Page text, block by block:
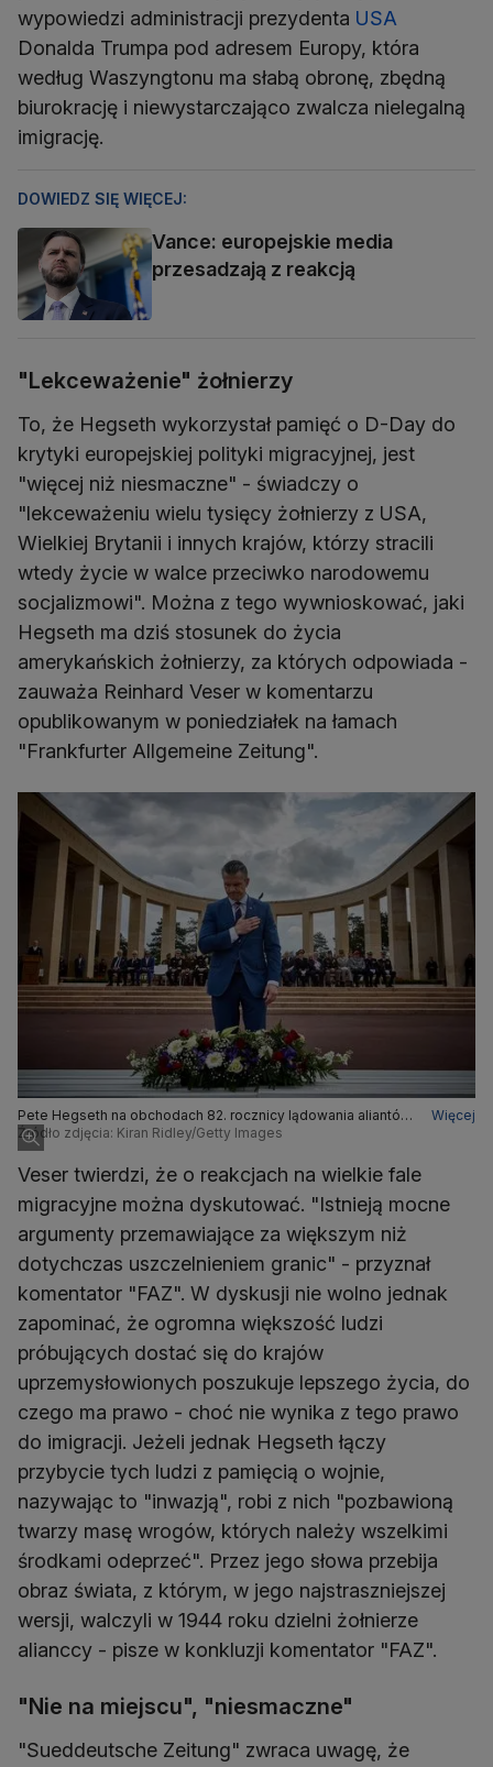
wypowiedzi administracji prezydenta USA
Donalda Trumpa pod adresem Europy, która
według Waszyngtonu ma słabą obronę, zbędną
biurokrację i niewystarczająco zwalcza nielegalną
imigrację.
DOWIEDZ SIĘ WIĘCEJ:
Vance: europejskie media
przesadzają z reakcją
"Lekceważenie" żołnierzy
To, że Hegseth wykorzystał pamięć o D-Day do
krytyki europejskiej polityki migracyjnej, jest
"więcej niż niesmaczne" - świadczy o
"lekceważeniu wielu tysięcy żołnierzy z USA,
Wielkiej Brytanii i innych krajów, którzy stracili
wtedy życie w walce przeciwko narodowemu
socjalizmowi". Można z tego wywnioskować, jaki
Hegseth ma dziś stosunek do życia
amerykańskich żołnierzy, za których odpowiada -
zauważa Reinhard Veser w komentarzu
opublikowanym w poniedziałek na łamach
"Frankfurter Allgemeine Zeitung".
Pete Hegseth na obchodach 82. rocznicy lądowania aliantów
w Normandii
Więcej
Źródło zdjęcia: Kiran Ridley/Getty Images
Veser twierdzi, że o reakcjach na wielkie fale
migracyjne można dyskutować. "Istnieją mocne
argumenty przemawiające za większym niż
dotychczas uszczelnieniem granic" - przyznał
komentator "FAZ". W dyskusji nie wolno jednak
zapominać, że ogromna większość ludzi
próbujących dostać się do krajów
uprzemysłowionych poszukuje lepszego życia, do
czego ma prawo - choć nie wynika z tego prawo
do imigracji. Jeżeli jednak Hegseth łączy
przybycie tych ludzi z pamięcią o wojnie,
nazywając to "inwazją", robi z nich "pozbawioną
twarzy masę wrogów, których należy wszelkimi
środkami odeprzeć". Przez jego słowa przebija
obraz świata, z którym, w jego najstraszniejszej
wersji, walczyli w 1944 roku dzielni żołnierze
alianccy - pisze w konkluzji komentator "FAZ".
"Nie na miejscu", "niesmaczne"
"Sueddeutsche Zeitung" zwraca uwagę, że